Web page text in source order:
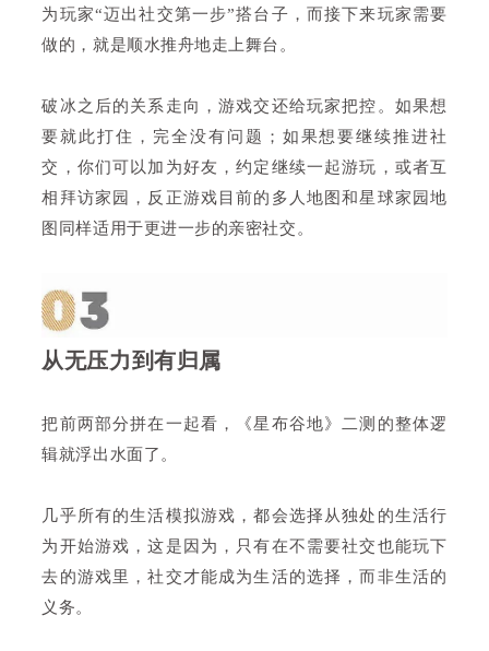
为玩家“迈出社交第一步”搭台子，而接下来玩家需要
做的，就是顺水推舟地走上舞台。
破冰之后的关系走向，游戏交还给玩家把控。如果想
要就此打住，完全没有问题；如果想要继续推进社
交，你们可以加为好友，约定继续一起游玩，或者互
相拜访家园，反正游戏目前的多人地图和星球家园地
图同样适用于更进一步的亲密社交。
从无压力到有归属
把前两部分拼在一起看，《星布谷地》二测的整体逻
辑就浮出水面了。
几乎所有的生活模拟游戏，都会选择从独处的生活行
为开始游戏，这是因为，只有在不需要社交也能玩下
去的游戏里，社交才能成为生活的选择，而非生活的
义务。